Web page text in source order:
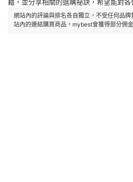
籍，並分享相關的選購祕訣，希望能對各
網站內的評論與排名各自獨立，不受任何品
站內的連結購買商品，mybest會獲得部分佣